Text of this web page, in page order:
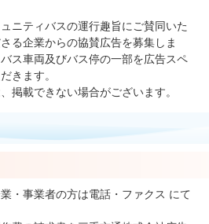
ニティバスの運行趣旨にご賛同いた
る企業からの協賛広告を募集しま
ス車両及びバス停の一部を広告スペ
きます。
掲載できない場合がございます。
・事業者の方は電話・ファクス にて